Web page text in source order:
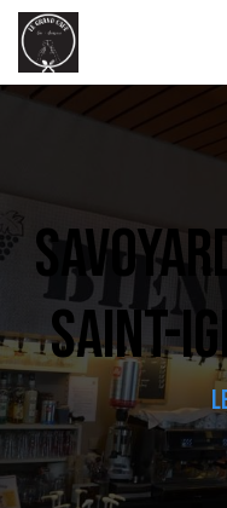
SAINT-
Panneau de gestion des